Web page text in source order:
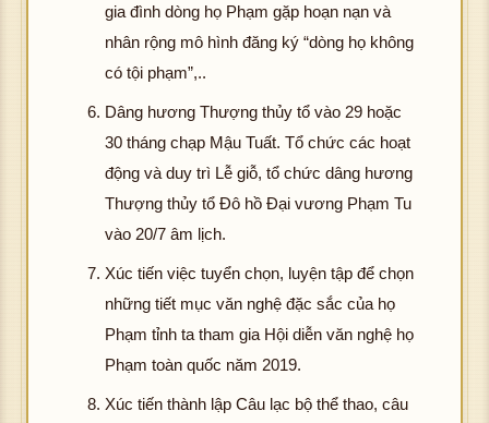
gia đình dòng họ Phạm gặp hoạn nạn và
nhân rộng mô hình đăng ký “dòng họ không
có tội phạm”,..
Dâng hương Thượng thủy tổ vào 29 hoặc
30 tháng chạp Mậu Tuất. Tổ chức các hoạt
động và duy trì Lễ giỗ, tổ chức dâng hương
Thượng thủy tổ Đô hồ Đại vương Phạm Tu
vào 20/7 âm lịch.
Xúc tiến việc tuyển chọn, luyện tập để chọn
những tiết mục văn nghệ đặc sắc của họ
Phạm tỉnh ta tham gia Hội diễn văn nghệ họ
Phạm toàn quốc năm 2019.
Xúc tiến thành lập Câu lạc bộ thể thao, câu